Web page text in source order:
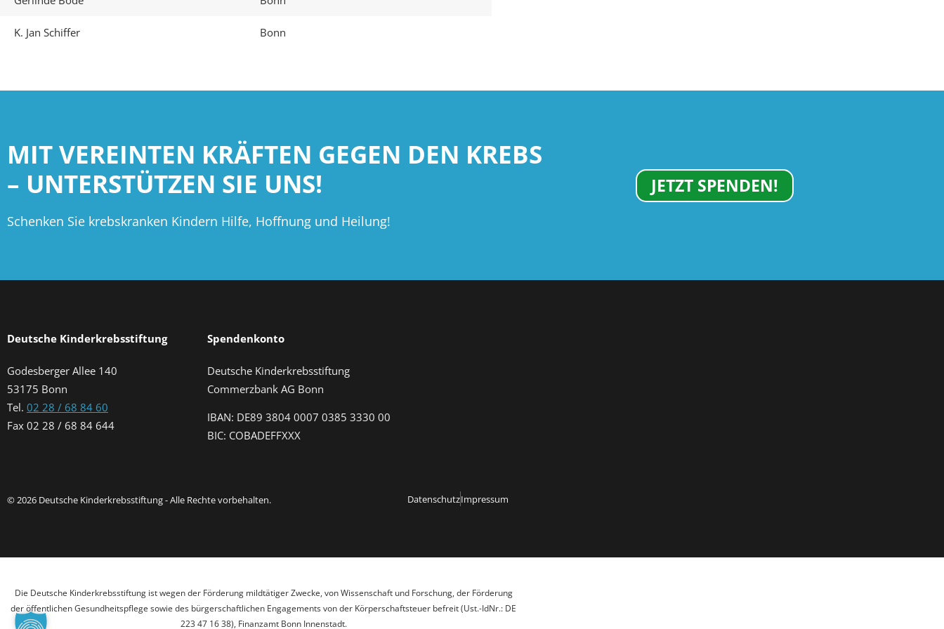
K. Jan Schiffer Bonn
MIT VEREINTEN KRÄFTEN GEGEN DEN KREBS
– UNTERSTÜTZEN SIE UNS!
Schenken Sie krebskranken Kindern Hilfe, Hoffnung und Heilung!
JETZT SPENDEN!
Deutsche Kinderkrebsstiftung
Godesberger Allee 140
53175 Bonn
Tel. 02 28 / 68 84 60
Fax 02 28 / 68 84 644
Spendenkonto
Deutsche Kinderkrebsstiftung
Commerzbank AG Bonn
IBAN: DE89 3804 0007 0385 3330 00
BIC: COBADEFFXXX
© 2026 Deutsche Kinderkrebsstiftung - Alle Rechte vorbehalten. DatenschutzImpressum
Die Deutsche Kinderkrebsstiftung ist wegen der Förderung mildtätiger Zwecke, von Wissenschaft und Forschung, der Förderung
der öffentlichen Gesundheitspflege sowie des bürgerschaftlichen Engagements von der Körperschaftsteuer befreit (Ust.-IdNr.: DE
223 47 16 38), Finanzamt Bonn Innenstadt.